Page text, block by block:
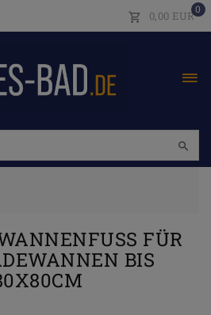
0
0,00 EUR
FÜR A
BIS 1